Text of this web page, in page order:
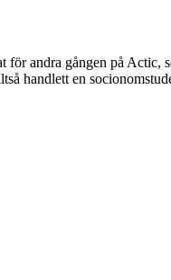
för andra gången på
handlett en